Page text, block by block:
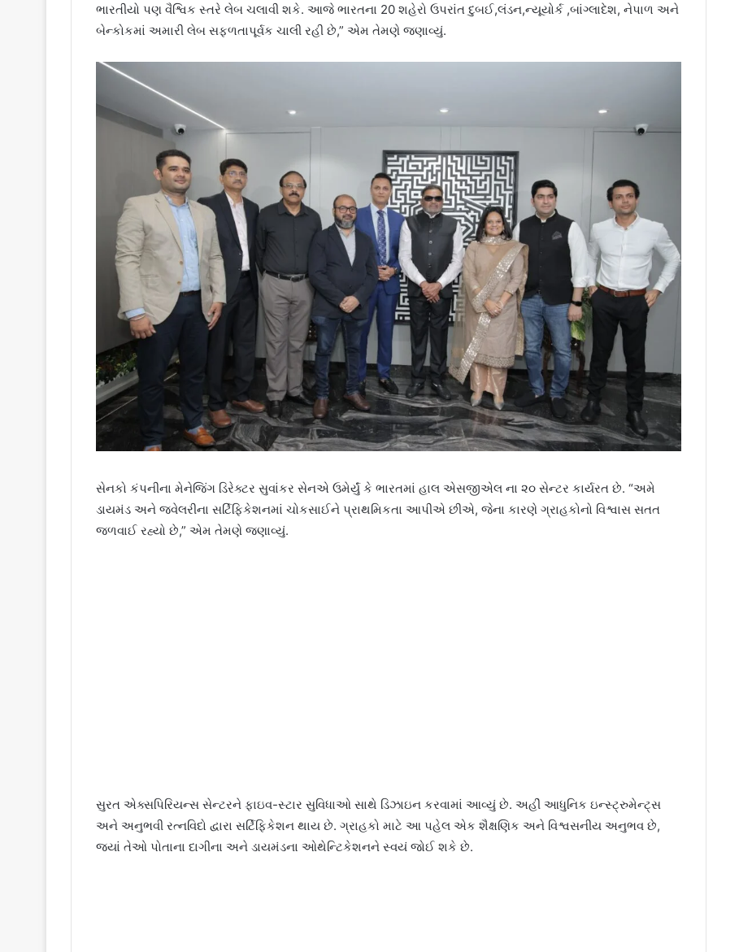
ભારતીયો પણ વૈશ્વિક સ્તરે લેબ ચલાવી શકે. આજે ભારતના 20 શહેરો ઉપરાંત દુબઈ,લંડન,ન્યૂયોર્ક ,બાંગ્લાદેશ, નેપાળ અને
બેન્કોકમાં અમારી લેબ સફળતાપૂર્વક ચાલી રહી છે,” એમ તેમણે જણાવ્યું.
સેનકો કંપનીના મેનેજિંગ ડિરેક્ટર સુવાંકર સેનએ ઉમેર્યું કે ભારતમાં હાલ એસજીએલ ના ૨૦ સેન્ટર કાર્યરત છે. “અમે
ડાયમંડ અને જ્વેલરીના સર્ટિફિકેશનમાં ચોકસાઈને પ્રાથમિકતા આપીએ છીએ, જેના કારણે ગ્રાહકોનો વિશ્વાસ સતત
જળવાઈ રહ્યો છે,” એમ તેમણે જણાવ્યું.
સુરત એક્સપિરિયન્સ સેન્ટરને ફાઇવ-સ્ટાર સુવિધાઓ સાથે ડિઝાઇન કરવામાં આવ્યું છે. અહીં આધુનિક ઇન્સ્ટ્રુમેન્ટ્સ
અને અનુભવી રત્નવિદો દ્વારા સર્ટિફિકેશન થાય છે. ગ્રાહકો માટે આ પહેલ એક શૈક્ષણિક અને વિશ્વસનીય અનુભવ છે,
જ્યાં તેઓ પોતાના દાગીના અને ડાયમંડના ઓથેન્ટિકેશનને સ્વયં જોઈ શકે છે.